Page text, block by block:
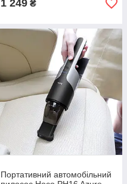
1 249 ₴
Портативний автомобільний